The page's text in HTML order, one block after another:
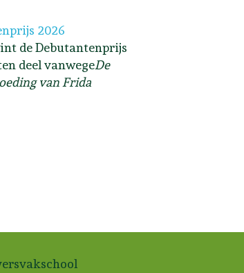
2026
de Debutantenprijs
deel vanwegeDe
van Frida